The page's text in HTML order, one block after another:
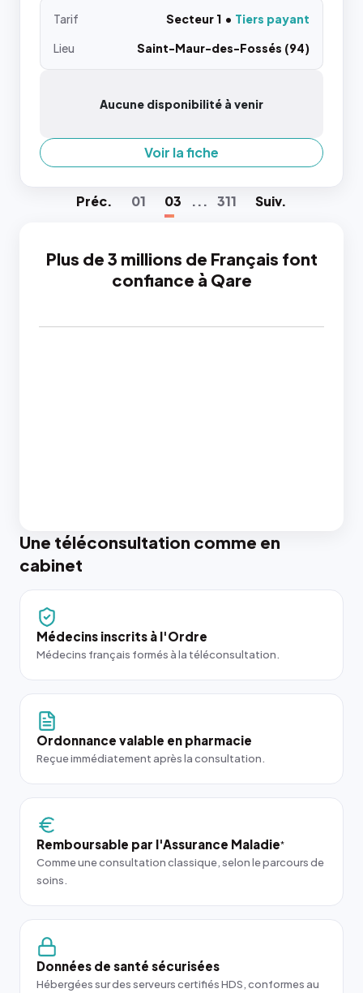
Tarif Secteur 1
Tiers payant
Lieu
Saint-Maur-des-Fossés (94)
Aucune disponibilité à venir
Voir la fiche
Préc. 01 03 ... 311 Suiv.
Plus de 3 millions de Français font
confiance à Qare
Une téléconsultation comme en
cabinet
Médecins inscrits à l'Ordre
Médecins français formés à la téléconsultation.
Ordonnance valable en pharmacie
Reçue immédiatement après la consultation.
Remboursable par l'Assurance Maladie*
Comme une consultation classique, selon le parcours de
soins.
Données de santé sécurisées
Hébergées sur des serveurs certifiés HDS, conformes au